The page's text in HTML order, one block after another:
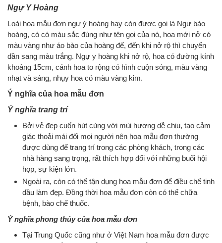
Ngự Y Hoàng
Loài hoa mẫu đơn ngự ý hoàng hay còn được gọi là Ngự bào
hoàng, có có màu sắc đúng như tên gọi của nó, hoa mới nở có
màu vàng như áo bào của hoàng đế, đến khi nở rộ thì chuyển
dần sang màu trắng. Ngự y hoàng khi nở rộ, hoa có đường kính
khoảng 15cm, cánh hoa to rộng có hình cuộn sóng, màu vàng
nhạt và sáng, nhụy hoa có màu vàng kim.
Ý nghĩa của hoa mẫu đơn
Ý nghĩa trang trí
Bởi vẻ đẹp cuốn hút cùng với mùi hương dễ chịu, tạo cảm
giác thoải mái đối mọi người nên hoa mẫu đơn thường
được dùng để trang trí trong các phòng khách, trong các
nhà hàng sang trọng, rất thích hợp đối với những buổi hội
họp, sự kiện lớn.
Ngoài ra, còn có thể tận dụng hoa mẫu đơn để điều chế tinh
dầu làm đẹp. Đồng thời hoa mẫu đơn còn có thể chữa
bệnh, bào chế thuốc.
Ý nghĩa phong thủy của hoa mẫu đơn
Tại Trung Quốc cũng như ở Việt Nam hoa mẫu đơn được